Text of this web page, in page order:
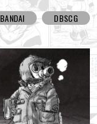
BANDAI DBSCG